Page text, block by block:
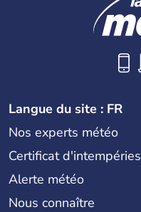
Langue du site : FR
Nos experts météo
Certificat d'intempéries
Alerte météo
Nous connaître